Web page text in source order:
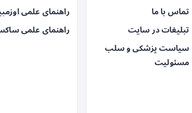
تماس با ما
تبلیغات در سایت
سیاست پزشکی و سلب
مسئولیت
راهنمای علمی
راهنمای علمی